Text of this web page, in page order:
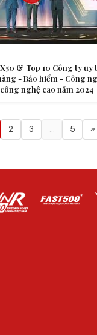
& Top 10 Công ty uy
- Bảo hiểm - Công
nghệ cao năm 2024
2 3 5 »